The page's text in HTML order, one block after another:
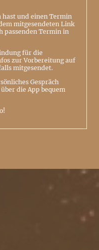
hast und einen Termin
mitgesendeten Link
passenden Termin in
für die
zur Vorbereitung auf
mitgesendet.
Gespräch
die App bequem